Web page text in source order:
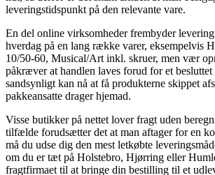
leveringstidspunkt på den relevante vare.
En del online virksomheder frembyder
hverdag på en lang række varer, eksempelvis
10/50-60, Musical/Art inkl. skruer, men vær
påkræver at handlen laves forud for et
sandsynligt kan nå at få produkterne skippet
pakkeansatte drager hjemad.
Visse butikker på nettet lover fragt uden
tilfælde forudsætter det at man aftager for en
må du udse dig den mest letkøbte
om du er tæt på Holstebro, Hjørring eller
fragtfirmaet til at bringe din bestilling til et